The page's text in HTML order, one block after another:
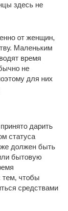
здесь не
от женщин,
Маленьким
время
не
для них
дарить
статуса
должен быть
бытовую
тем, чтобы
средствами